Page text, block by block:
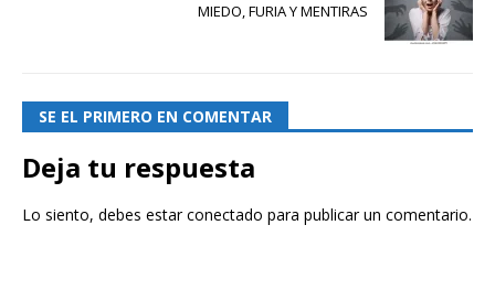
MIEDO, FURIA Y MENTIRAS
SE EL PRIMERO EN COMENTAR
Deja tu respuesta
Lo siento, debes estarconectado para publicar un comentario.